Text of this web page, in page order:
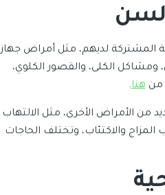
المشتركة لديهم، مثل أمراض جهاز
ومشاكل الكلى، والقصور الكلوي،
منهنا.
الأمراض الأخرى، مثل الالتهاب
والاكتئاب، وتختلف الحاجات